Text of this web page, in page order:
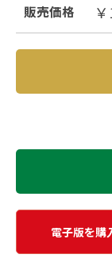
販売価格
電子版を購